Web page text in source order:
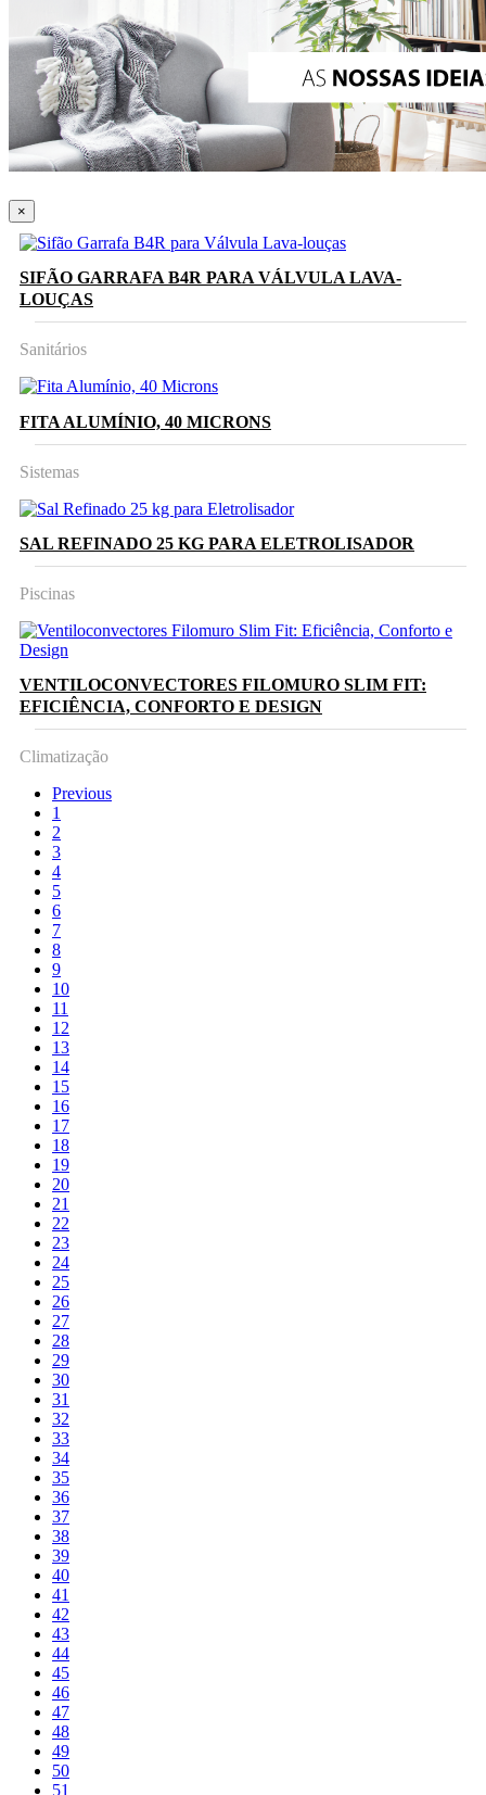
×
SIFÃO GARRAFA B4R PARA VÁLVULA LAVA-
LOUÇAS
Sanitários
FITA ALUMÍNIO, 40 MICRONS
Sistemas
SAL REFINADO 25 KG PARA ELETROLISADOR
Piscinas
VENTILOCONVECTORES FILOMURO SLIM FIT:
EFICIÊNCIA, CONFORTO E DESIGN
Climatização
Previous
1
2
3
4
5
6
7
8
9
10
11
12
13
14
15
16
17
18
19
20
21
22
23
24
25
26
27
28
29
30
31
32
33
34
35
36
37
38
39
40
41
42
43
44
45
46
47
48
49
50
51